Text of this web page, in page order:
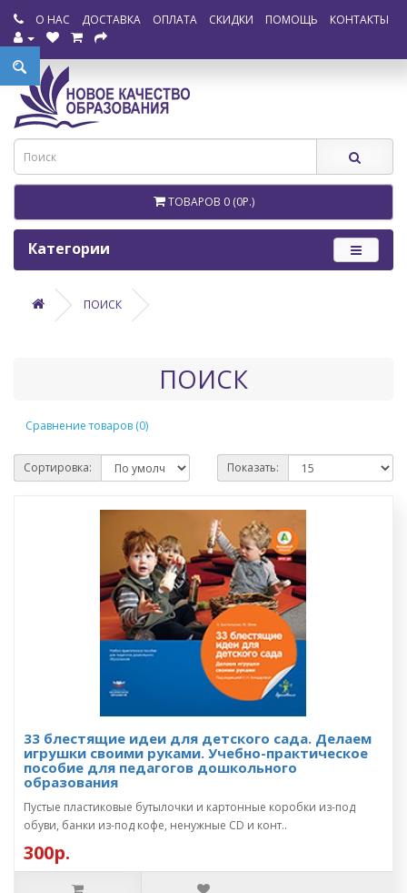
О НАС ДОСТАВКА ОПЛАТА СКИДКИ ПОМОЩЬ КОНТАКТЫ
ТОВАРОВ 0 (0Р.)
Категории
ПОИСК
ПОИСК
Сравнение товаров (0)
Сортировка: Показать:
33 блестящие идеи для детского сада. Делаем
игрушки своими руками. Учебно-практическое
пособие для педагогов дошкольного
образования
Пустые пластиковые бутылочки и картонные коробки из-под
обуви, банки из-под кофе, ненужные CD и конт..
300р.